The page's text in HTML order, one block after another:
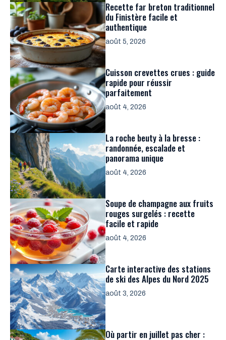
Recette far breton traditionnel
du Finistère facile et
authentique
août 5, 2026
Cuisson crevettes crues : guide
rapide pour réussir
parfaitement
août 4, 2026
La roche beuty à la bresse :
randonnée, escalade et
panorama unique
août 4, 2026
Soupe de champagne aux fruits
rouges surgelés : recette
facile et rapide
août 4, 2026
Carte interactive des stations
de ski des Alpes du Nord 2025
août 3, 2026
Où partir en juillet pas cher :